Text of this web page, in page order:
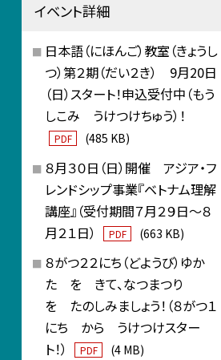
イベント詳細
日本語（にほんご）教室（きょうし
つ）第２期（だい２き） 9月20日
（日）スタート！申込受付中（もう
しこみ うけつけちゅう）！
PDF (485 KB)
８月３０日（日）開催 アジア・フ
レンドシップ事業『ベトナム理解
講座』（受付期間７月２９日～８
月２１日）
PDF (663 KB)
８がつ２２にち（どようび）ゆか
た を きて、なつまつり
を たのしみましょう！（８がつ１
にち から うけつけスター
ト！）
PDF (4 MB)